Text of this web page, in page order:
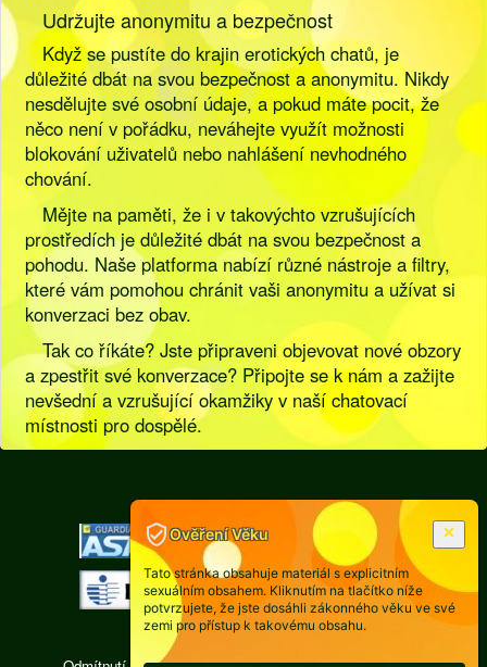
Udržujte anonymitu a bezpečnost
Když se pustíte do krajin erotických chatů, je
důležité dbát na svou bezpečnost a anonymitu. Nikdy
nesdělujte své osobní údaje, a pokud máte pocit, že
něco není v pořádku, neváhejte využít možnosti
blokování uživatelů nebo nahlášení nevhodného
chování.
Mějte na paměti, že i v takovýchto vzrušujících
prostředích je důležité dbát na svou bezpečnost a
pohodu. Naše platforma nabízí různé nástroje a filtry,
které vám pomohou chránit vaši anonymitu a užívat si
konverzaci bez obav.
Tak co říkáte? Jste připraveni objevovat nové obzory
a zpestřit své konverzace? Připojte se k nám a zažijte
nevšední a vzrušující okamžiky v naší chatovací
místnosti pro dospělé.
]
Ověření Věku
Tato stránka obsahuje materiál s explicitním
sexuálním obsahem. Kliknutím na tlačítko níže
potvrzujete, že jste dosáhli zákonného věku ve své
zemi pro přístup k takovému obsahu.